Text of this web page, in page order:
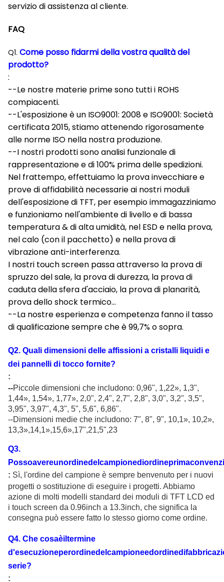
servizio di assistenza al cliente.
FAQ
Q1. Come posso fidarmi della vostra qualità del
prodotto?
:
--Le nostre materie prime sono tutti i ROHS
compiacenti.
--L'esposizione è un ISO9001: 2008 e ISO9001: Società
certificata 2015, stiamo attenendo rigorosamente
alle norme ISO nella nostra produzione.
--I nostri prodotti sono analisi funzionale di
rappresentazione e di 100% prima delle spedizioni.
Nel frattempo, effettuiamo la prova invecchiare e
prove di affidabilità necessarie ai nostri moduli
dell'esposizione di TFT, per esempio immagazziniamo
e funzioniamo nell'ambiente di livello e di bassa
temperatura & di alta umidità, nel ESD e nella prova,
nel calo (con il pacchetto) e nella prova di
vibrazione anti-interferenza.
I nostri touch screen passa attraverso la prova di
spruzzo del sale, la prova di durezza, la prova di
caduta della sfera d'acciaio, la prova di planarità,
prova dello shock termico…
--La nostre esperienza e competenza fanno il tasso
di qualificazione sempre che è 99,7% o sopra.
Q2. Quali dimensioni delle affissioni a cristalli liquidi e
dei pannelli di tocco fornite?
:
--Piccole dimensioni che includono: 0,96", 1,22», 1,3",
1,44», 1,54», 1,77», 2,0", 2,4", 2,7", 2,8", 3,0", 3,2", 3,5",
3,95", 3,97", 4,3", 5", 5,6", 6,86".
--Dimensioni medie che includono: 7", 8", 9", 10,1», 10,2»,
13,3»,14,1»,15,6»,17",21,5",23
Q3.
: Sì, l'ordine del campione è sempre benvenuto per i nuovi
progetti o sostituzione di eseguire i progetti. Abbiamo
azione di molti modelli standard dei moduli di TFT LCD ed
i touch screen da 0.96inch a 13.3inch, che significa la
consegna può essere fatto lo stesso giorno come ordine.
Q4. Che cosaèiltermine
serie?
: